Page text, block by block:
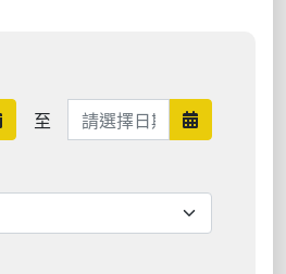
日期範圍開始
至 日期範圍結束 日期範圍